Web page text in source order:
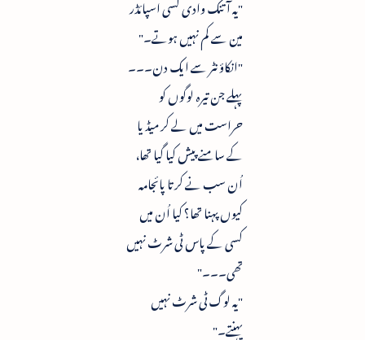
مین سے کم نہیں ہوتے۔"
"انکاؤنٹر سے ایک دن۔۔۔
پہلے جن تیرہ لوگوں کو
حراست میں لے کر میڈیا
کے سامنے پیش کیا گیا تھا،
اُن سب نے کرتا پائجامہ
کیوں پہنا تھا؟ کیا اُن میں
کسی کے پاس ٹی شرٹ نہیں
تھی۔۔۔"
"یہ لوگ ٹی شرٹ نہیں
پہنتے۔"